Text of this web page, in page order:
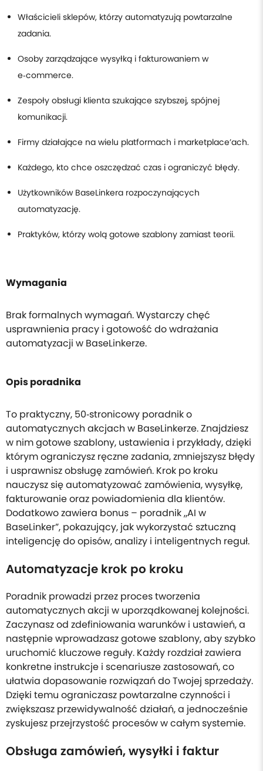
Właścicieli sklepów, którzy automatyzują powtarzalne
zadania.
Osoby zarządzające wysyłką i fakturowaniem w
e‑commerce.
Zespoły obsługi klienta szukające szybszej, spójnej
komunikacji.
Firmy działające na wielu platformach i marketplace’ach.
Każdego, kto chce oszczędzać czas i ograniczyć błędy.
Użytkowników BaseLinkera rozpoczynających
automatyzację.
Praktyków, którzy wolą gotowe szablony zamiast teorii.
Wymagania
Brak formalnych wymagań. Wystarczy chęć
usprawnienia pracy i gotowość do wdrażania
automatyzacji w BaseLinkerze.
Opis poradnika
To praktyczny, 50‑stronicowy poradnik o
automatycznych akcjach w BaseLinkerze. Znajdziesz
w nim gotowe szablony, ustawienia i przykłady, dzięki
którym ograniczysz ręczne zadania, zmniejszysz błędy
i usprawnisz obsługę zamówień. Krok po kroku
nauczysz się automatyzować zamówienia, wysyłkę,
fakturowanie oraz powiadomienia dla klientów.
Dodatkowo zawiera bonus – poradnik „AI w
BaseLinker”, pokazujący, jak wykorzystać sztuczną
inteligencję do opisów, analizy i inteligentnych reguł.
Automatyzacje krok po kroku
Poradnik prowadzi przez proces tworzenia
automatycznych akcji w uporządkowanej kolejności.
Zaczynasz od zdefiniowania warunków i ustawień, a
następnie wprowadzasz gotowe szablony, aby szybko
uruchomić kluczowe reguły. Każdy rozdział zawiera
konkretne instrukcje i scenariusze zastosowań, co
ułatwia dopasowanie rozwiązań do Twojej sprzedaży.
Dzięki temu ograniczasz powtarzalne czynności i
zwiększasz przewidywalność działań, a jednocześnie
zyskujesz przejrzystość procesów w całym systemie.
Obsługa zamówień, wysyłki i faktur